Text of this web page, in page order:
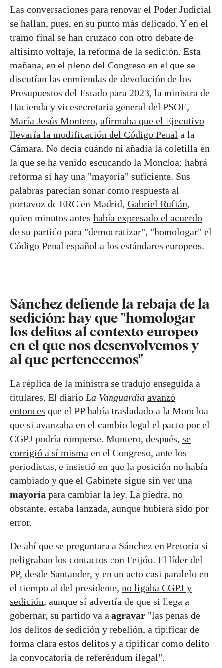
Las conversaciones para renovar el Poder Judicial
se hallan, pues, en su punto más delicado. Y en el
tramo final se han cruzado con otro debate de
altísimo voltaje, la reforma de la sedición. Esta
mañana, en el pleno del Congreso en el que se
discutían las enmiendas de devolución de los
Presupuestos del Estado para 2023, la ministra de
Hacienda y vicesecretaria general del PSOE,
María Jesús Montero, afirmaba que el Ejecutivo
llevaría la modificación del Código Penal a la
Cámara. No decía cuándo ni añadía la coletilla en
la que se ha venido escudando la Moncloa: habrá
reforma si hay una "mayoría" suficiente. Sus
palabras parecían sonar como respuesta al
portavoz de ERC en Madrid, Gabriel Rufián,
quien minutos antes había expresado el acuerdo
de su partido para "democratizar", "homologar" el
Código Penal español a los estándares europeos.
Sánchez defiende la rebaja de la
sedición: hay que "homologar
los delitos al contexto europeo
en el que nos desenvolvemos y
al que pertenecemos"
La réplica de la ministra se tradujo enseguida a
titulares. El diario La Vanguardia avanzó
entonces que el PP había trasladado a la Moncloa
que si avanzaba en el cambio legal el pacto por el
CGPJ podría romperse. Montero, después, se
corrigió a sí misma en el Congreso, ante los
periodistas, e insistió en que la posición no había
cambiado y que el Gabinete sigue sin ver una
mayoría para cambiar la ley. La piedra, no
obstante, estaba lanzada, aunque hubiera sido por
error.
De ahí que se preguntara a Sánchez en Pretoria si
peligraban los contactos con Feijóo. El líder del
PP, desde Santander, y en un acto casi paralelo en
el tiempo al del presidente, no ligaba CGPJ y
sedición, aunque sí advertía de que si llega a
gobernar, su partido va a agravar "las penas de
los delitos de sedición y rebelión, a tipificar de
forma clara estos delitos y a tipificar como delito
la convocatoria de referéndum ilegal".